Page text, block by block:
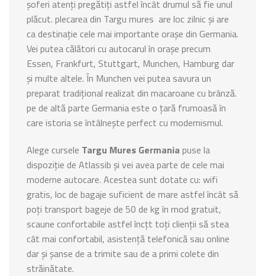
șoferi atenți pregătiți astfel încât drumul să fie unul
plăcut. plecarea din Targu mures are loc zilnic și are
ca destinație cele mai importante orașe din Germania.
Vei putea călători cu autocarul în orașe precum
Essen, Frankfurt, Stuttgart, Munchen, Hamburg dar
și multe altele. În Munchen vei putea savura un
preparat tradițional realizat din macaroane cu brânză.
pe de altă parte Germania este o țară frumoasă în
care istoria se întâlnește perfect cu modernismul.
Alege cursele Targu Mures Germania puse la
dispoziție de Atlassib și vei avea parte de cele mai
moderne autocare. Acestea sunt dotate cu: wifi
gratis, loc de bagaje suficient de mare astfel încât să
poți transport bageje de 50 de kg în mod gratuit,
scaune confortabile astfel încțt toți clienții să stea
cât mai confortabil, asistență telefonică sau online
dar și șanse de a trimite sau de a primi colete din
străinătate.